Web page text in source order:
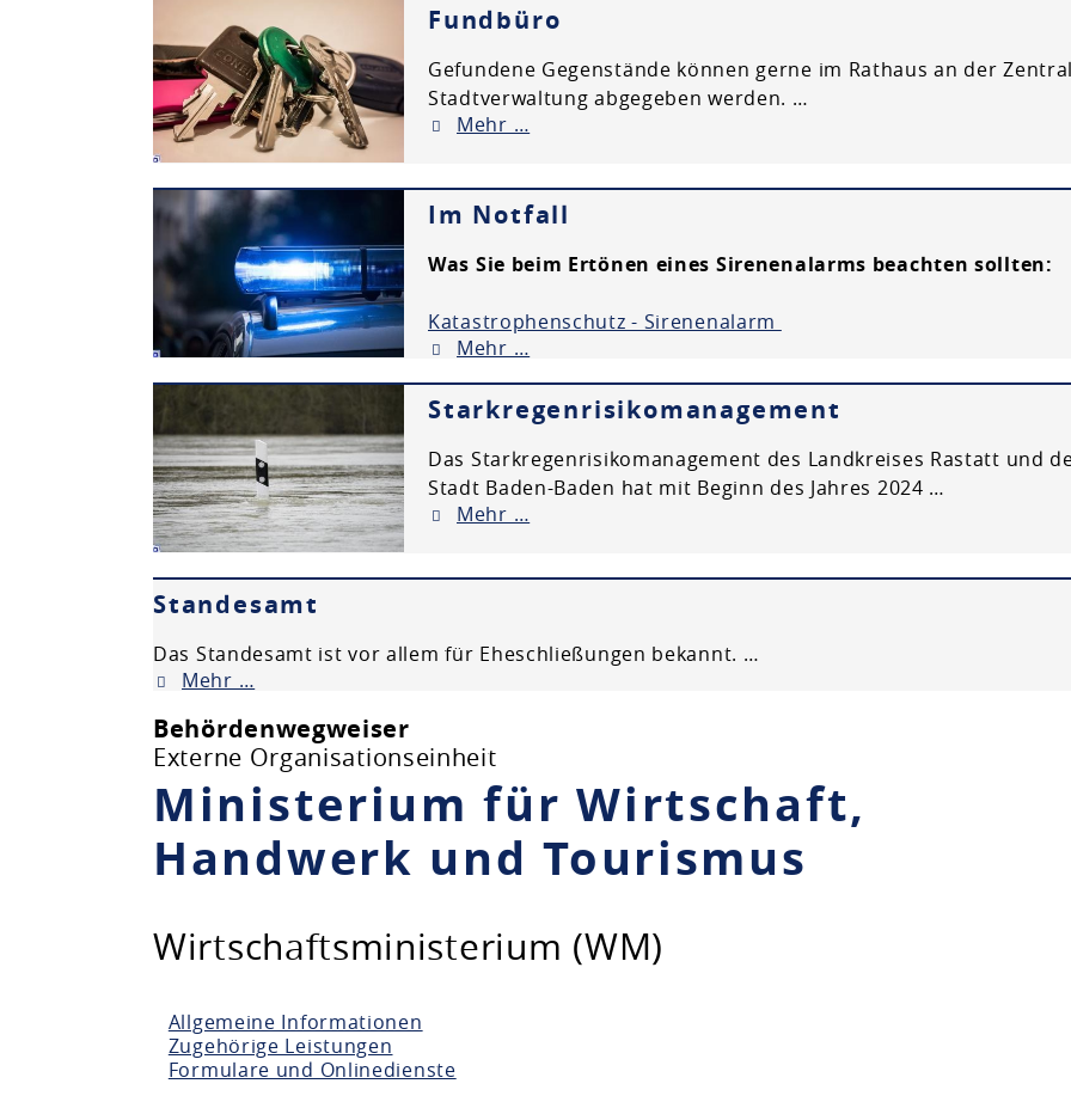
Fundbüro
Gefundene Gegenstände können gerne im Rathaus an der
Stadtverwaltung abgegeben werden. …
Mehr …
Im Notfall
Was Sie beim Ertönen eines Sirenenalarms beachten sollten:
Katastrophenschutz - Sirenenalarm
Mehr …
Starkregenrisikomanagement
Das Starkregenrisikomanagement des Landkreises Rastatt und
Stadt Baden-Baden hat mit Beginn des Jahres 2024 …
Mehr …
Standesamt
Das Standesamt ist vor allem für Eheschließungen bekannt. …
Mehr …
Behördenwegweiser
Externe Organisationseinheit
Ministerium für Wirtschaft,
Handwerk und Tourismus
Wirtschaftsministerium (WM)
Allgemeine Informationen
Zugehörige Leistungen
Formulare und Onlinedienste